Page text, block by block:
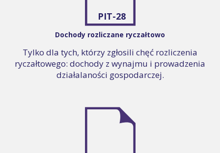
PIT-28
Dochody rozliczane ryczałtowo
Tylko dla tych, którzy zgłosili chęć rozliczenia
ryczałtowego: dochody z wynajmu i prowadzenia
działalaności gospodarczej.